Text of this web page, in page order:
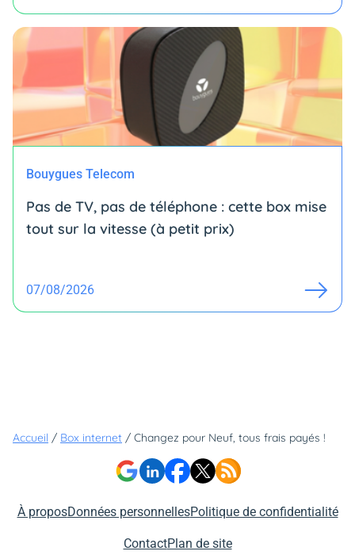
Bouygues Telecom
Pas de TV, pas de téléphone : cette box mise
tout sur la vitesse (à petit prix)
07/08/2026
Accueil / Box internet / Changez pour Neuf, tous frais payés !
À proposDonnées personnellesPolitique de confidentialité
ContactPlan de site